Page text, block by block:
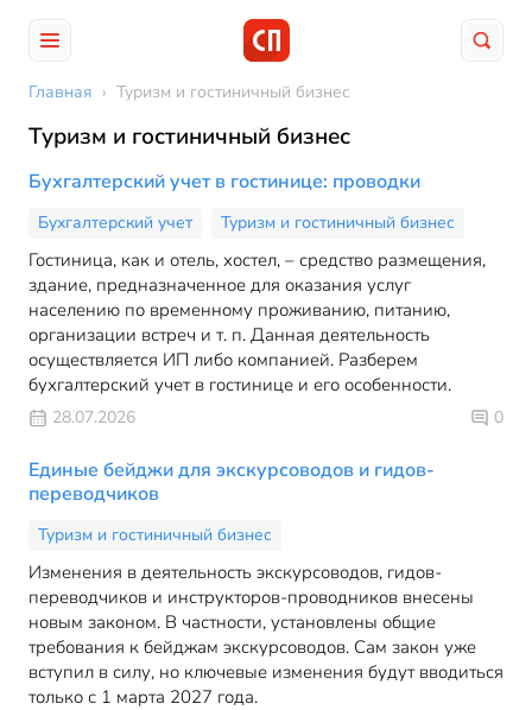
Главная › Туризм и гостиничный бизнес
Туризм и гостиничный бизнес
Бухгалтерский учет в гостинице: проводки
Бухгалтерский учет Туризм и гостиничный бизнес
Гостиница, как и отель, хостел, – средство размещения,
здание, предназначенное для оказания услуг
населению по временному проживанию, питанию,
организации встреч и т. п. Данная деятельность
осуществляется ИП либо компанией. Разберем
бухгалтерский учет в гостинице и его особенности.
28.07.2026 0
Единые бейджи для экскурсоводов и гидов-
переводчиков
Туризм и гостиничный бизнес
Изменения в деятельность экскурсоводов, гидов-
переводчиков и инструкторов-проводников внесены
новым законом. В частности, установлены общие
требования к бейджам экскурсоводов. Сам закон уже
вступил в силу, но ключевые изменения будут вводиться
только с 1 марта 2027 года.